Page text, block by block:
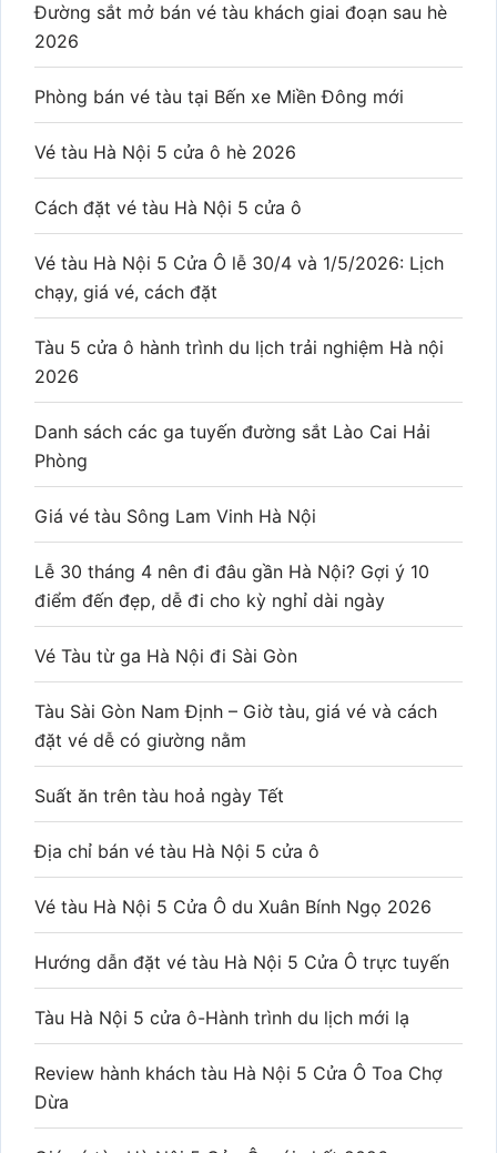
Đường sắt mở bán vé tàu khách giai đoạn sau hè
2026
Phòng bán vé tàu tại Bến xe Miền Đông mới
Vé tàu Hà Nội 5 cửa ô hè 2026
Cách đặt vé tàu Hà Nội 5 cửa ô
Vé tàu Hà Nội 5 Cửa Ô lễ 30/4 và 1/5/2026: Lịch
chạy, giá vé, cách đặt
Tàu 5 cửa ô hành trình du lịch trải nghiệm Hà nội
2026
Danh sách các ga tuyến đường sắt Lào Cai Hải
Phòng
Giá vé tàu Sông Lam Vinh Hà Nội
Lễ 30 tháng 4 nên đi đâu gần Hà Nội? Gợi ý 10
điểm đến đẹp, dễ đi cho kỳ nghỉ dài ngày
Vé Tàu từ ga Hà Nội đi Sài Gòn
Tàu Sài Gòn Nam Định – Giờ tàu, giá vé và cách
đặt vé dễ có giường nằm
Suất ăn trên tàu hoả ngày Tết
Địa chỉ bán vé tàu Hà Nội 5 cửa ô
Vé tàu Hà Nội 5 Cửa Ô du Xuân Bính Ngọ 2026
Hướng dẫn đặt vé tàu Hà Nội 5 Cửa Ô trực tuyến
Tàu Hà Nội 5 cửa ô-Hành trình du lịch mới lạ
Review hành khách tàu Hà Nội 5 Cửa Ô Toa Chợ
Dừa